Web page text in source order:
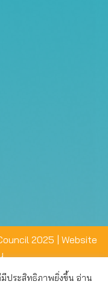
2025 | Website
มีประสิทธิภาพยิ่งขึ้น อ่าน
ใช้งานที่ดีให้แก่ท่าน คุณ